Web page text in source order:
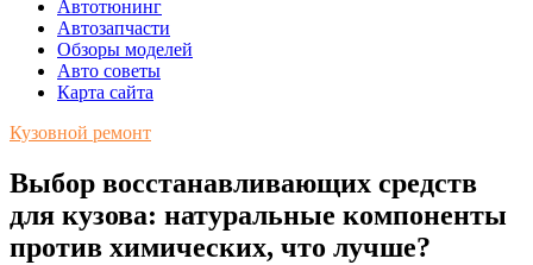
Автотюнинг
Автозапчасти
Обзоры моделей
Авто советы
Карта сайта
Кузовной ремонт
Выбор восстанавливающих средств
для кузова: натуральные компоненты
против химических, что лучше?